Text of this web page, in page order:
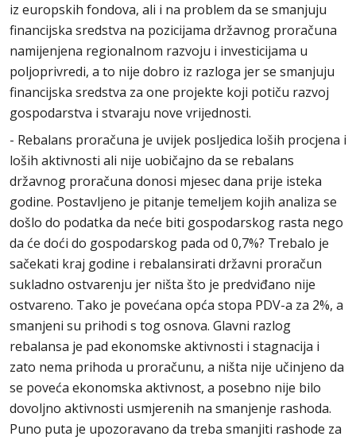
iz europskih fondova, ali i na problem da se smanjuju
financijska sredstva na pozicijama državnog proračuna
namijenjena regionalnom razvoju i investicijama u
poljoprivredi, a to nije dobro iz razloga jer se smanjuju
financijska sredstva za one projekte koji potiču razvoj
gospodarstva i stvaraju nove vrijednosti.
- Rebalans proračuna je uvijek posljedica loših procjena i
loših aktivnosti ali nije uobičajno da se rebalans
državnog proračuna donosi mjesec dana prije isteka
godine. Postavljeno je pitanje temeljem kojih analiza se
došlo do podatka da neće biti gospodarskog rasta nego
da će doći do gospodarskog pada od 0,7%? Trebalo je
sačekati kraj godine i rebalansirati državni proračun
sukladno ostvarenju jer ništa što je predviđano nije
ostvareno. Tako je povećana opća stopa PDV-a za 2%, a
smanjeni su prihodi s tog osnova. Glavni razlog
rebalansa je pad ekonomske aktivnosti i stagnacija i
zato nema prihoda u proračunu, a ništa nije učinjeno da
se poveća ekonomska aktivnost, a posebno nije bilo
dovoljno aktivnosti usmjerenih na smanjenje rashoda.
Puno puta je upozoravano da treba smanjiti rashode za